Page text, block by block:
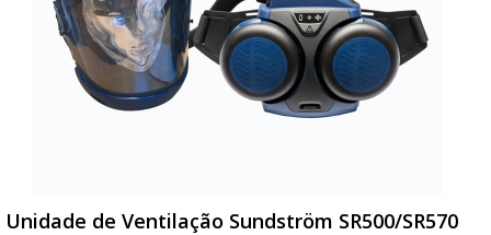
Unidade de Ventilação Sundström SR500/SR570